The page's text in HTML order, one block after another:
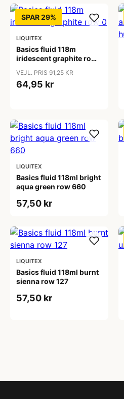
SPAR 29%
LIQUITEX
Basics fluid 118m
iridescent graphite row
VEJL. PRIS 91,25 KR
64,95 kr
LIQUITEX
Basics fluid 118ml bright
aqua green row 660
57,50 kr
LIQUITEX
Basics fluid 118ml burnt
sienna row 127
57,50 kr